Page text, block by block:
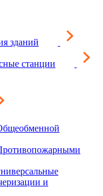
зданий
станции
и